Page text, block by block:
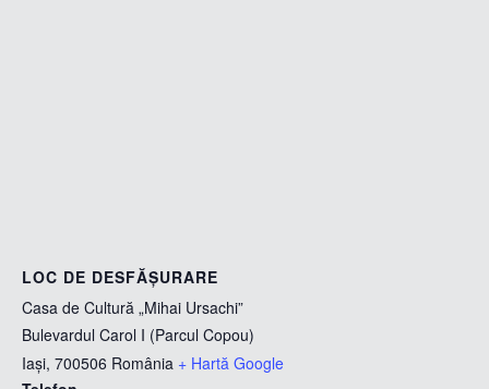
LOC DE DESFĂȘURARE
Casa de Cultură „Mihai Ursachi”
Bulevardul Carol I (Parcul Copou)
Iași, 700506 România + Hartă Google